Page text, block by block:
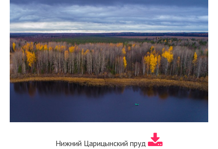
Нижний Царицынский пруд